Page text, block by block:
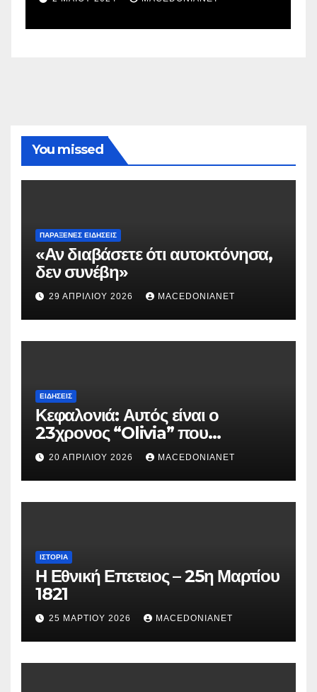
You missed
ΠΑΡΆΞΕΝΕΣ ΕΙΔΉΣΕΙΣ
«Αν διαβάσετε ότι αυτοκτόνησα,
δεν συνέβη»
29 ΑΠΡΙΛΊΟΥ 2026 MACEDONIANET
ΕΙΔΉΣΕΙΣ
Κεφαλονιά: Αυτός είναι ο
23χρονος “Olivia” που
κατηγορείται για τον θάνατο της
Μυρτούς
20 ΑΠΡΙΛΊΟΥ 2026 MACEDONIANET
ΙΣΤΟΡΊΑ
Η Εθνική Επετειος – 25η Μαρτίου
1821
25 ΜΑΡΤΊΟΥ 2026 MACEDONIANET